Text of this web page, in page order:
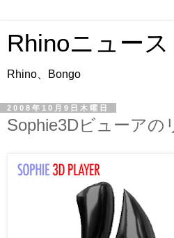
Rhinoニュース
Rhino、Bongo
2008年10月9日木曜日
Sophie3Dビューアの